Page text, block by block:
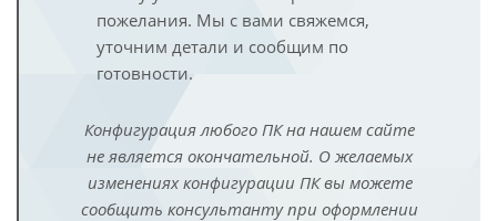
пожелания. Мы с вами свяжемся,
уточним детали и сообщим по
готовности.
Конфигурация любого ПК на нашем сайте
не является окончательной. О желаемых
изменениях конфигурации ПК вы можете
сообщить консультанту при оформлении